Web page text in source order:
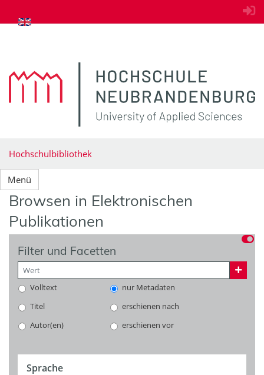
zum Inhalt springen
Hochschulbibliothek
Menü
Browsen in Elektronischen
Publikationen
Filter und Facetten
Volltext
nur Metadaten
Titel
erschienen nach
Autor(en)
erschienen vor
Sprache